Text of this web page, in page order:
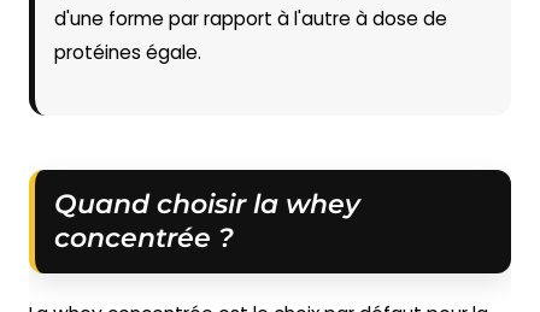
d'une forme par rapport à l'autre à dose de
protéines égale.
Quand choisir la whey
concentrée ?